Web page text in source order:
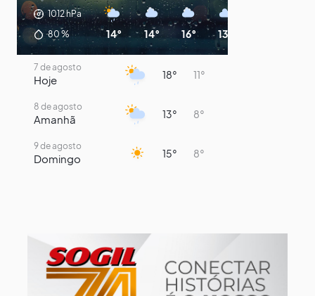
1012hPa
80 % 14° 14° 16° 13°
7 de agosto
Hoje 18° 11°
8 de agosto
Amanhã 13° 8°
9 de agosto
Domingo 15° 8°
12 de agosto
Quarta-Feira 13° 12°